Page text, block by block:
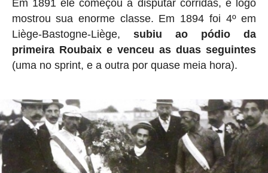
Em 1891 ele começou a disputar corridas, e logo
mostrou sua enorme classe. Em 1894 foi 4º em
Liège-Bastogne-Liège, subiu ao pódio da
primeira Roubaix e venceu as duas seguintes
(uma no sprint, e a outra por quase meia hora).